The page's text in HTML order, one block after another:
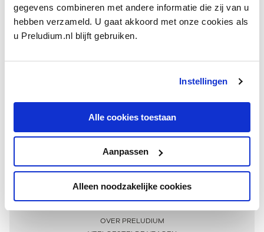
gegevens combineren met andere informatie die zij van u
hebben verzameld. U gaat akkoord met onze cookies als
u Preludium.nl blijft gebruiken.
Instellingen
Alle cookies toestaan
Aanpassen
Alleen noodzakelijke cookies
Meer informatie
OVER PRELUDIUM